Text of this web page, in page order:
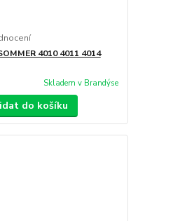
4010 4011 4014
Skladem v Brandýse
do košíku